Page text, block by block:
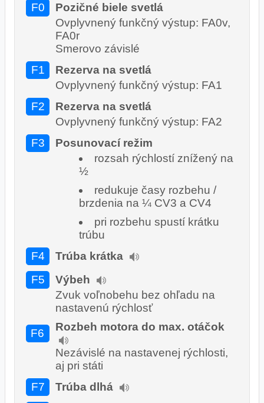
F0
Pozičné biele svetlá
Ovplyvnený funkčný výstup: FA0v,
FA0r
Smerovo závislé
F1
Rezerva na svetlá
Ovplyvnený funkčný výstup: FA1
F2
Rezerva na svetlá
Ovplyvnený funkčný výstup: FA2
F3
Posunovací režim
rozsah rýchlostí znížený na
½
redukuje časy rozbehu /
brzdenia na ¼ CV3 a CV4
pri rozbehu spustí krátku
trúbu
F4
Trúba krátka
F5
Výbeh
Zvuk voľnobehu bez ohľadu na
nastavenú rýchlosť
F6
Rozbeh motora do max. otáčok
Nezávislé na nastavenej rýchlosti,
aj pri státi
F7
Trúba dlhá